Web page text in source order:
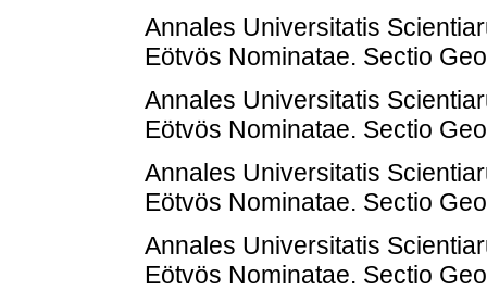
Annales Universitatis
Eötvös Nominatae. Sectio
Annales Universitatis
Eötvös Nominatae. Sectio
Annales Universitatis
Eötvös Nominatae. Sectio
Annales Universitatis
Eötvös Nominatae. Sectio